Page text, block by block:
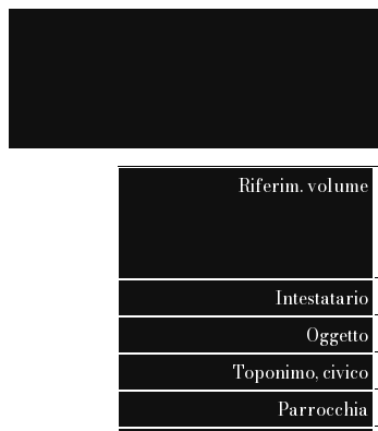
Riferim. volume
Intestatario
Oggetto
Toponimo, civico
Parrocchia